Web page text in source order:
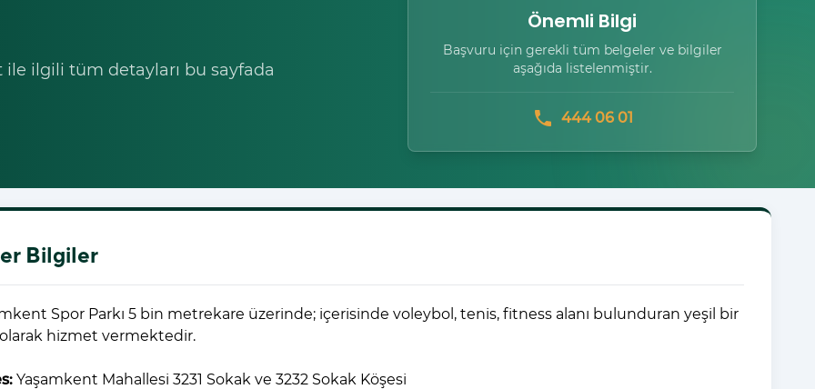
ilgili tüm detayları bu sayfada
Önemli Bilgi
Başvuru için gerekli tüm belgeler ve bilgiler
aşağıda listelenmiştir.
phone 444 06 01
Bilgiler
Spor Parkı 5 bin metrekare üzerinde; içerisinde voleybol, tenis, fitness alanı bulunduran yeşil bir
hizmet vermektedir.
Yaşamkent Mahallesi 3231 Sokak ve 3232 Sokak Köşesi